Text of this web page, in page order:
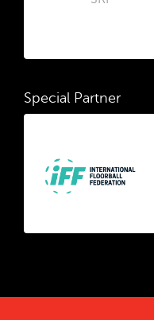
Special Partner